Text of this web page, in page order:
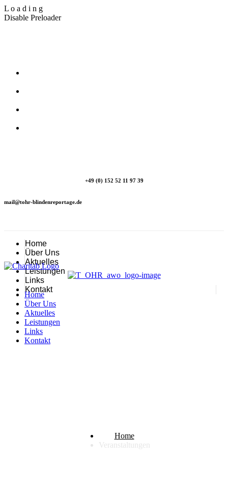
L o a d i n g
Disable Preloader
+49 (0) 152 52 11 97 39
mail@tohr-blindenreportage.de
Home
Über Uns
Aktuelles
Leistungen
Links
Kontakt
Home
Über Uns
Aktuelles
Leistungen
Links
Kontakt
Home
Veranstaltungen